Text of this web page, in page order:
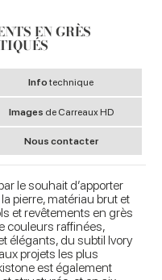
EN GRÈS
Infotechnique
Images de Carreaux HD
Nous contacter
le souhait d’apporter
pierre, matériau brut et
et revêtements en grès
couleurs raffinées,
élégants, du subtil Ivory
projets les plus
est également